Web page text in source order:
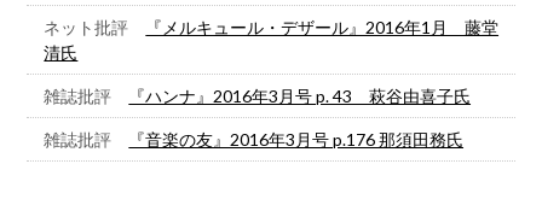
ネット批評
『メルキュール・デザール』2016年1月 藤堂
清氏
雑誌批評 『ハンナ』2016年3月号 p. 43 萩谷由喜子氏
雑誌批評 『音楽の友』2016年3月号 p.176 那須田務氏